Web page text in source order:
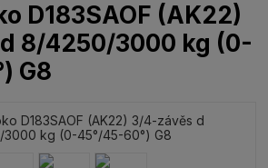
D183SAOF (AK22)
8/4250/3000 kg (0-
G8